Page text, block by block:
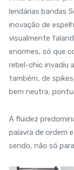
lendárias bandas
inovação de
visualmente
enormes, só que
rebel-chic invadiu
também, de
bem neutra,
A fluidez
palavra de ordem
sendo, não só